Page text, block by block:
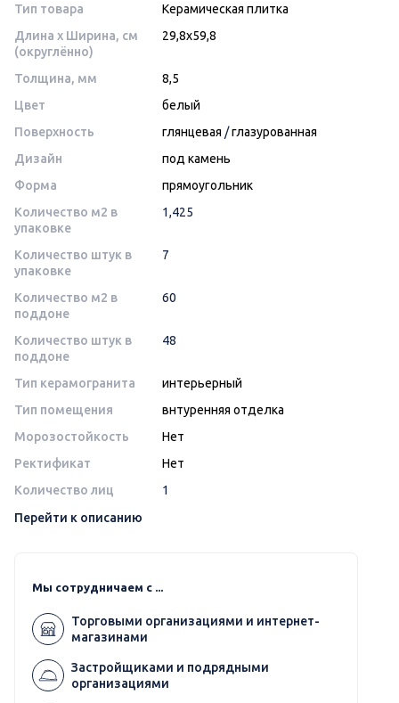
Тип товара
Керамическая плитка
Длина x Ширина, см
(округлённо)
29,8х59,8
Толщина, мм
8,5
Цвет
белый
Поверхность
глянцевая /глазурованная
Дизайн
под камень
Форма
прямоугольник
Количество м2 в
упаковке
1,425
Количество штук в
упаковке
7
Количество м2 в
поддоне
60
Количество штук в
поддоне
48
Тип керамогранита
интерьерный
Тип помещения
внтуренняя отделка
Морозостойкость
Нет
Ректификат
Нет
Количество лиц
1
Перейти к описанию
Мы сотрудничаем с ...
Торговыми организациями и интернет-
магазинами
Застройщиками и подрядными
организациями